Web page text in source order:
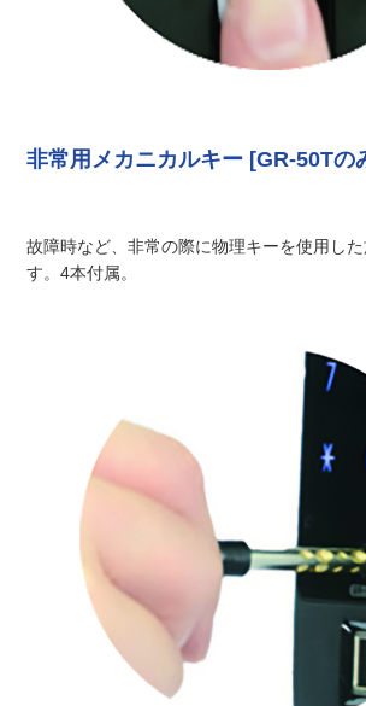
非常用メカニカルキー [GR-50Tの
故障時など、非常の際に物理キーを使用し
す。4本付属。